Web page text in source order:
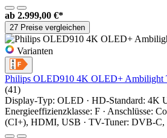
ab 2.999,00 €*
27 Preise vergleichen
Varianten
Philips OLED910 4K OLED+ Ambilight
(41)
Display-Typ: OLED · HD-Standard: 4K
Energieeffizienzklasse: F · Anschlüsse:
(CI+), HDMI, USB · TV-Tuner: DVB-